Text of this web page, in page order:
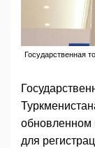
Государственная
обновленном
для